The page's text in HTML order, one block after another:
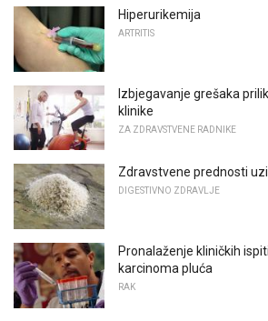
Hiperurikemija
ARTRITIS
Izbjegavanje grešaka
klinike
ZA ZDRAVSTVENE RADNIKE
Zdravstvene prednosti
DIGESTIVNO ZDRAVLJE
Pronalaženje kliničkih
karcinoma pluća
RAK